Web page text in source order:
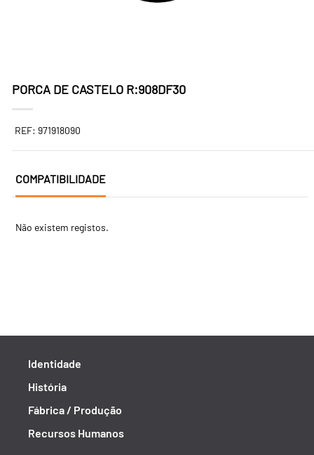
PORCA DE CASTELO R:908DF30
REF: 971918090
COMPATIBILIDADE
Não existem registos.
Identidade
História
Fábrica / Produção
Recursos Humanos